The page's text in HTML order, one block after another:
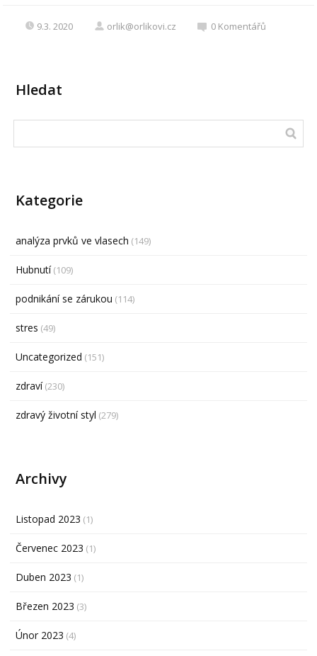
9.3. 2020 orlik@orlikovi.cz 0 Komentářů
Hledat
Kategorie
analýza prvků ve vlasech (149)
Hubnutí(109)
podnikání se zárukou (114)
stres (49)
Uncategorized (151)
zdraví(230)
zdravý životní styl (279)
Archivy
Listopad 2023 (1)
Červenec 2023 (1)
Duben 2023 (1)
Březen 2023 (3)
Únor 2023 (4)